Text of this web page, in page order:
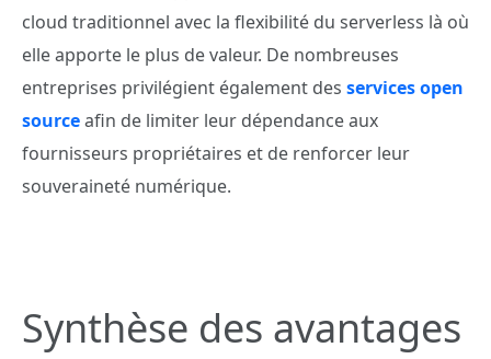
cloud traditionnel avec la flexibilité du serverless là où
elle apporte le plus de valeur. De nombreuses
entreprises privilégient également des services open
sourceafin de limiter leur dépendance aux
fournisseurs propriétaires et de renforcer leur
souveraineté numérique.
Synthèse des avantages